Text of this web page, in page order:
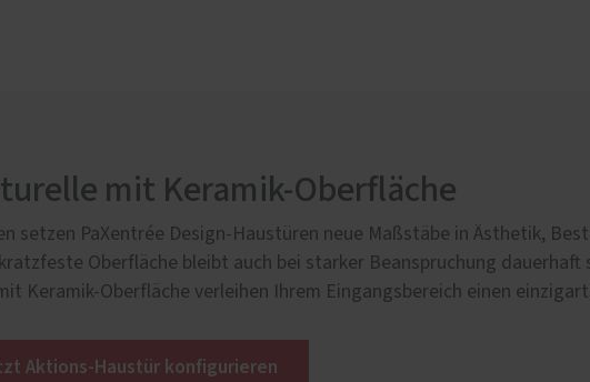
mit Keramik-Oberfläche
setzen PaXentrée Design-Haustüren neue Maßstäbe in Ästhetik,
Oberfläche bleibt auch bei starker Beanspruchung dauerhaft
Keramik-Oberfläche verleihen Ihrem Eingangsbereich einen
Aktions-Haustür konfigurieren